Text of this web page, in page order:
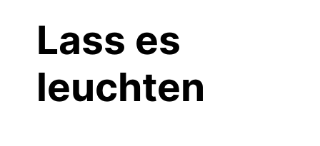
Lass es
leuchten